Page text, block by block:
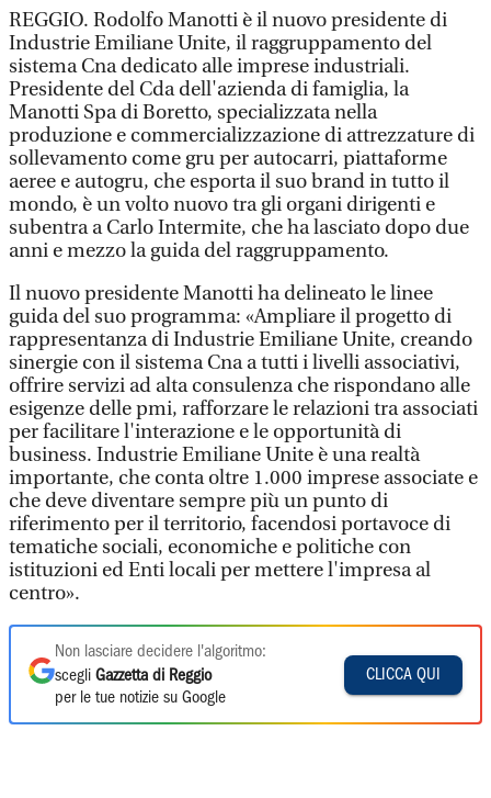
REGGIO. Rodolfo Manotti è il nuovo presidente di
Industrie Emiliane Unite, il raggruppamento del
sistema Cna dedicato alle imprese industriali.
Presidente del Cda dell'azienda di famiglia, la
Manotti Spa di Boretto, specializzata nella
produzione e commercializzazione di attrezzature di
sollevamento come gru per autocarri, piattaforme
aeree e autogru, che esporta il suo brand in tutto il
mondo, è un volto nuovo tra gli organi dirigenti e
subentra a Carlo Intermite, che ha lasciato dopo due
anni e mezzo la guida del raggruppamento.
Il nuovo presidente Manotti ha delineato le linee
guida del suo programma: «Ampliare il progetto di
rappresentanza di Industrie Emiliane Unite, creando
sinergie con il sistema Cna a tutti i livelli associativi,
offrire servizi ad alta consulenza che rispondano alle
esigenze delle pmi, rafforzare le relazioni tra associati
per facilitare l'interazione e le opportunità di
business. Industrie Emiliane Unite è una realtà
importante, che conta oltre 1.000 imprese associate e
che deve diventare sempre più un punto di
riferimento per il territorio, facendosi portavoce di
tematiche sociali, economiche e politiche con
istituzioni ed Enti locali per mettere l'impresa al
centro».
Non lasciare decidere l'algoritmo:
scegli Gazzetta di Reggio
per le tue notizie su Google
CLICCA QUI